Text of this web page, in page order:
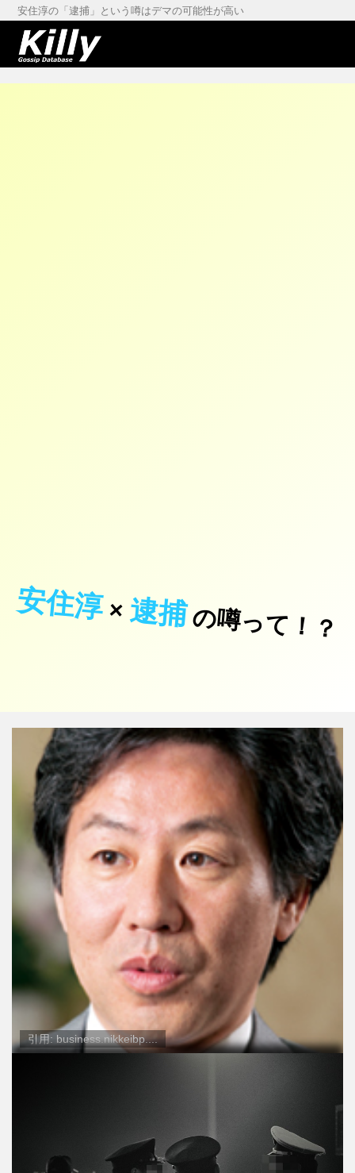
安住淳の「逮捕」という噂はデマの可能性が高い
安住淳×逮捕の噂って！？
引用: business.nikkeibp....